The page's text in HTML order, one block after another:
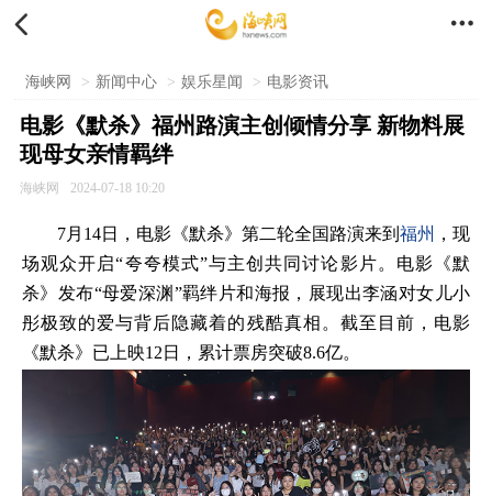
 
海峡网 > 新闻中心 > 娱乐星闻 > 电影资讯
电影《默杀》福州路演主创倾情分享 新物料展
现母女亲情羁绊
海峡网 2024-07-18 10:20
7月14日，电影《默杀》第二轮全国路演来到 福州 ，现
场观众开启“夸夸模式”与主创共同讨论影片。电影《默
杀》发布“母爱深渊”羁绊片和海报，展现出李涵对女儿小
彤极致的爱与背后隐藏着的残酷真相。截至目前，电影
《默杀》已上映12日，累计票房突破8.6亿。